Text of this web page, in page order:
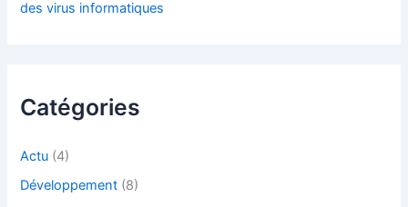
des virus informatiques
Catégories
Actu (4)
Développement (8)